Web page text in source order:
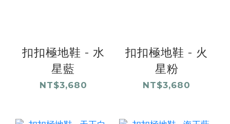
扣扣極地鞋 - 水
星藍
NT$3,680
扣扣極地鞋 - 火
星粉
NT$3,680